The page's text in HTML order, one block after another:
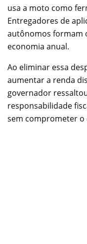
usa a moto como
Entregadores de
autônomos formam
economia anual.
Ao eliminar essa
aumentar a renda
governador
responsabilidade
sem comprometer o